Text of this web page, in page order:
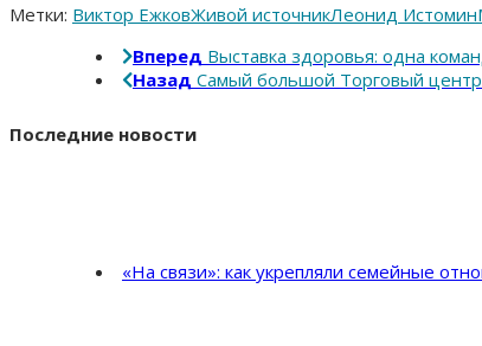
Метки: Виктор ЕжковЖивой источникЛеонид Истомин
Вперед Выставка здоровья: одна
Назад Самый большой Торговый центр
Последние новости
«На связи»: как укрепляли семейные